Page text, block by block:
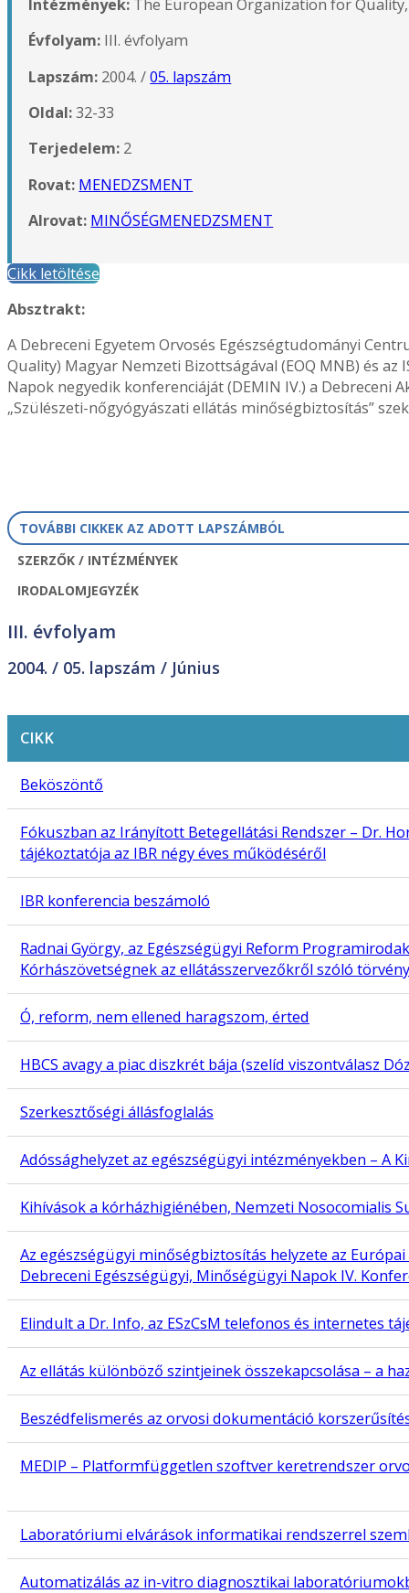
Intézmények: The European Organization for
Évfolyam: III. évfolyam
Lapszám: 2004. /05. lapszám
Oldal:32-33
Terjedelem: 2
Rovat: MENEDZSMENT
Alrovat: MINŐSÉGMENEDZSMENT
Cikk letöltése
Absztrakt:
A Debreceni Egyetem Orvosés Egészségtudományi
Quality) Magyar Nemzeti Bizottságával (EOQ MNB) és
Napok negyedik konferenciáját (DEMIN IV.) a Debreceni
„Szülészeti-nőgyógyászati ellátás minőségbiztosítás”
TOVÁBBI CIKKEK AZ ADOTT LAPSZÁMBÓL
SZERZŐK / INTÉZMÉNYEK
IRODALOMJEGYZÉK
III. évfolyam
2004. / 05. lapszám / Június
CIKK
Beköszöntő
Fókuszban az Irányított Betegellátási Rendszer – Dr.
tájékoztatója az IBR négy éves működéséről
IBR konferencia beszámoló
Radnai György, az Egészségügyi Reform
Kórhászövetségnek az ellátásszervezőkről szóló
Ó, reform, nem ellened haragszom, érted
HBCS avagy a piac diszkrét bája (szelíd viszontválasz
Szerkesztőségi állásfoglalás
Adóssághelyzet az egészségügyi intézményekben – A
Kihívások a kórházhigiénében, Nemzeti Nosocomialis
Az egészségügyi minőségbiztosítás helyzete az
Debreceni Egészségügyi, Minőségügyi Napok IV.
Elindult a Dr. Info, az ESzCsM telefonos és internetes
Az ellátás különböző szintjeinek összekapcsolása – a
Beszédfelismerés az orvosi dokumentáció
MEDIP – Platformfüggetlen szoftver keretrendszer
Laboratóriumi elvárások informatikai rendszerrel
Automatizálás az in-vitro diagnosztikai